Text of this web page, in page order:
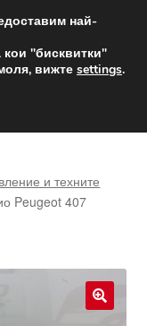
лв.
свят
и техните
Peugeot 407
най-
"бисквитки"
вижте settings.